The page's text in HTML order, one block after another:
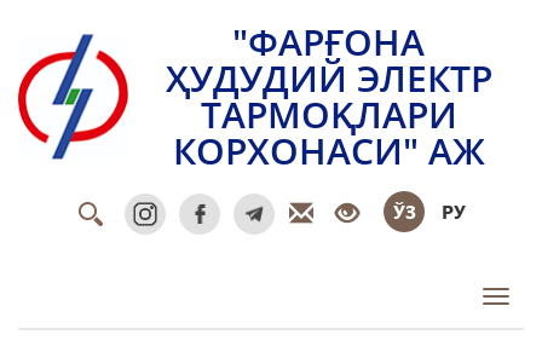
"ФАРҒОНА
ҲУДУДИЙ ЭЛЕКТР
ТАРМОҚЛАРИ
КОРХОНАСИ" АЖ
ЎЗ РУ